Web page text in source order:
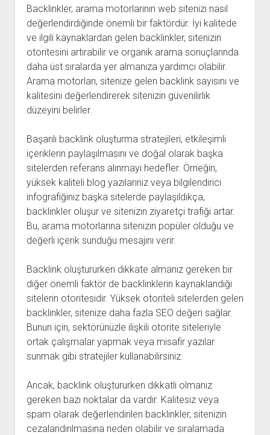
Backlinkler, arama motorlarının web sitenizi nasıl
değerlendirdiğinde önemli bir faktördür. İyi kalitede
ve ilgili kaynaklardan gelen backlinkler, sitenizin
otoritesini artırabilir ve organik arama sonuçlarında
daha üst sıralarda yer almanıza yardımcı olabilir.
Arama motorları, sitenize gelen backlink sayısını ve
kalitesini değerlendirerek sitenizin güvenilirlik
düzeyini belirler.
Başarılı backlink oluşturma stratejileri, etkileşimli
içeriklerin paylaşılmasını ve doğal olarak başka
sitelerden referans alınmayı hedefler. Örneğin,
yüksek kaliteli blog yazılarınız veya bilgilendirici
infografiğiniz başka sitelerde paylaşıldıkça,
backlinkler oluşur ve sitenizin ziyaretçi trafiği artar.
Bu, arama motorlarına sitenizin popüler olduğu ve
değerli içerik sunduğu mesajını verir.
Backlink oluştururken dikkate almanız gereken bir
diğer önemli faktör de backlinklerin kaynaklandığı
sitelerin otoritesidir. Yüksek otoriteli sitelerden gelen
backlinkler, sitenize daha fazla SEO değeri sağlar.
Bunun için, sektörünüzle ilişkili otorite siteleriyle
ortak çalışmalar yapmak veya misafir yazılar
sunmak gibi stratejiler kullanabilirsiniz.
Ancak, backlink oluştururken dikkatli olmanız
gereken bazı noktalar da vardır. Kalitesiz veya
spam olarak değerlendirilen backlinkler, sitenizin
cezalandırılmasına neden olabilir ve sıralamada